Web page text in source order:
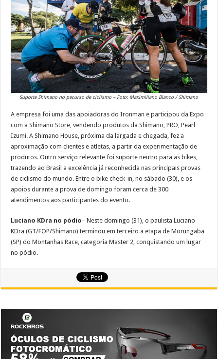
Suporte Shimano no pecurso de ciclismo – Foto: Maximiliano Blanco / Shimano
A empresa foi uma das apoiadoras do Ironman e participou da Expo
com a Shimano Store, vendendo produtos da Shimano, PRO, Pearl
Izumi. A Shimano House, próxima da largada e chegada, fez a
aproximação com clientes e atletas, a partir da experimentação de
produtos. Outro serviço relevante foi suporte neutro para as bikes,
trazendo ao Brasil a excelência já reconhecida nas principais provas
de ciclismo do mundo. Entre o bike check-in, no sábado (30), e os
apoios durante a prova de domingo foram cerca de 300
atendimentos aos participantes do evento.
Luciano KDra no pódio– Neste domingo (31), o paulista Luciano
KDra (GT/FOP/Shimano) terminou em terceiro a etapa de Morungaba
(SP) do Montanhas Race, categoria Master 2, conquistando um lugar
no pódio.